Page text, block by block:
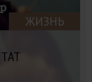
ЖИЗНЬ